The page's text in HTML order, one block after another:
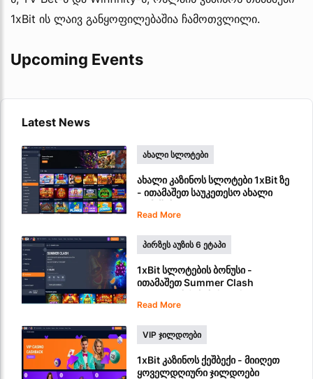
1xBit ის ლაივ განყოფილებაშია ჩამოთვლილი.
Upcoming Events
Latest News
ᲐᲮᲐᲚᲘ ᲡᲚᲝᲢᲔᲑᲘ
ახალი კაზინოს სლოტები 1xBit ზე
- ითამაშეთ საუკეთესო ახალი
Read More
ᲞᲘᲠᲖᲔᲡ ᲐᲣᲖᲘᲡ 6 ᲔᲢᲐᲞᲘ
1xBit სლოტების ბონუსი -
ითამაშეთ Summer Clash
Read More
VIP ᲯᲘᲚᲓᲝᲔᲑᲘ
1xBit კაზინოს ქეშბექი - მიიღეთ
ყოველდღიური ჯილდოები